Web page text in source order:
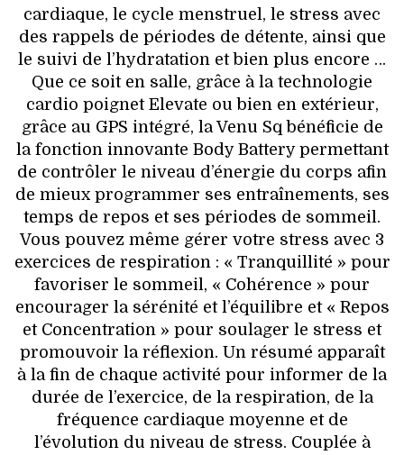
cardiaque, le cycle menstruel, le stress avec
des rappels de périodes de détente, ainsi que
le suivi de l’hydratation et bien plus encore …
Que ce soit en salle, grâce à la technologie
cardio poignet Elevate ou bien en extérieur,
grâce au GPS intégré, la Venu Sq bénéficie de
la fonction innovante Body Battery permettant
de contrôler le niveau d’énergie du corps afin
de mieux programmer ses entraînements, ses
temps de repos et ses périodes de sommeil.
Vous pouvez même gérer votre stress avec 3
exercices de respiration : « Tranquillité » pour
favoriser le sommeil, « Cohérence » pour
encourager la sérénité et l’équilibre et « Repos
et Concentration » pour soulager le stress et
promouvoir la réflexion. Un résumé apparaît
à la fin de chaque activité pour informer de la
durée de l’exercice, de la respiration, de la
fréquence cardiaque moyenne et de
l’évolution du niveau de stress. Couplée à